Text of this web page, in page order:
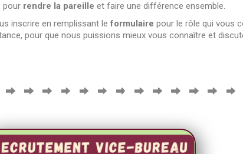
pour rendre la pareille et faire une différence ensemble.
inscrire en remplissant leformulaire pour le rôle qui vous
pour que nous puissions mieux vous connaître et